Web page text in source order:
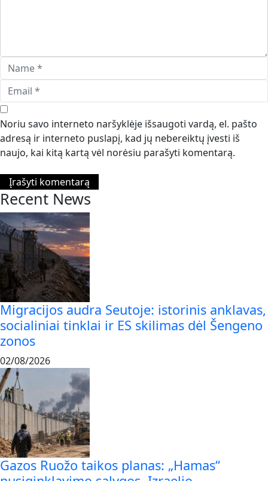
Noriu savo interneto naršyklėje išsaugoti vardą, el. pašto
adresą ir interneto puslapį, kad jų nebereiktų įvesti iš
naujo, kai kitą kartą vėl norėsiu parašyti komentarą.
Recent News
Migracijos audra Seutoje: istorinis anklavas,
socialiniai tinklai ir ES skilimas dėl Šengeno
zonos
02/08/2026
Gazos Ruožo taikos planas: „Hamas“